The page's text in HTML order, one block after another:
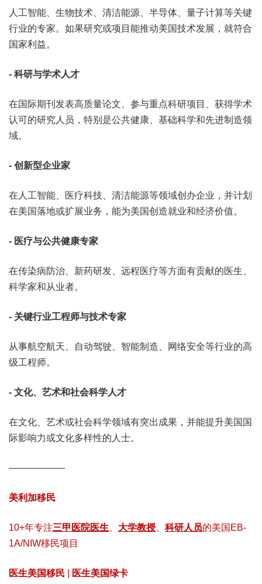
人工智能、生物技术、清洁能源、半导体、量子计算等关键
行业的专家。如果研究或项目能推动美国技术发展，就符合
国家利益。
- 科研与学术人才
在国际期刊发表高质量论文、参与重点科研项目、获得学术
认可的研究人员，特别是公共健康、基础科学和先进制造领
域。
- 创新型企业家
在人工智能、医疗科技、清洁能源等领域创办企业，并计划
在美国落地或扩展业务，能为美国创造就业和经济价值。
- 医疗与公共健康专家
在传染病防治、新药研发、远程医疗等方面有贡献的医生、
科学家和从业者。
- 关键行业工程师与技术专家
从事航空航天、自动驾驶、智能制造、网络安全等行业的高
级工程师。
- 文化、艺术和社会科学人才
在文化、艺术或社会科学领域有突出成果，并能提升美国国
际影响力或文化多样性的人士。
——————
美利加移民
10+年专注三甲医院医生 大学教授 科研人员的美国EB-
1A/NIW移民项目
医生美国移民 医生美国绿卡